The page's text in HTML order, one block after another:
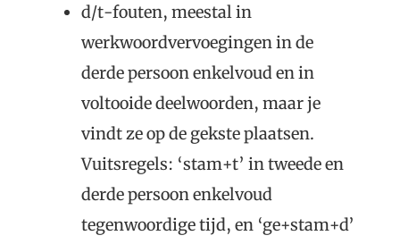
d/t-fouten, meestal in
werkwoordvervoegingen in de
derde persoon enkelvoud en in
voltooide deelwoorden, maar je
vindt ze op de gekste plaatsen.
Vuitsregels: ‘stam+t’ in tweede en
derde persoon enkelvoud
tegenwoordige tijd, en ‘ge+stam+d’